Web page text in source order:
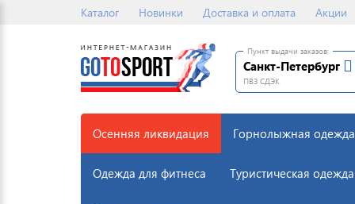
Каталог Новинки Доставка и оплата Акции
Пункт выдачи заказов:
Санкт-Петербург
ПВЗ СДЭК
Осенняя ликвидация Горнолыжная одежда
Одежда для фитнеса Туристическая одежда